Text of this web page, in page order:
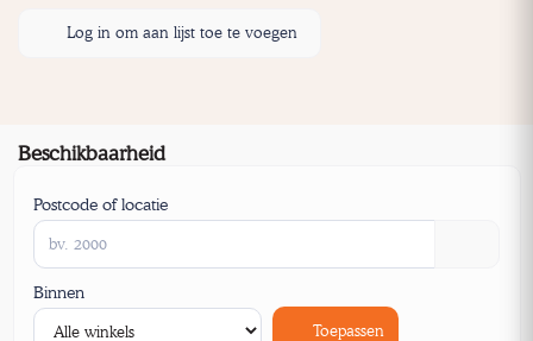
Log in om aan lijst toe te voegen
Beschikbaarheid
Postcode of locatie
Binnen
Toepassen